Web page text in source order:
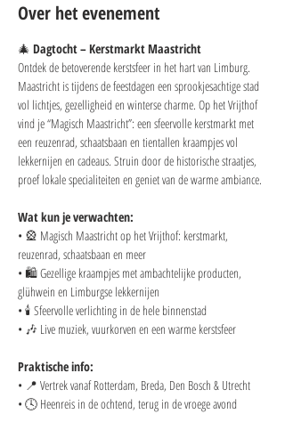
Over het evenement
🎄 Dagtocht – Kerstmarkt Maastricht
Ontdek de betoverende kerstsfeer in het hart van Limburg.
Maastricht is tijdens de feestdagen een sprookjesachtige stad
vol lichtjes, gezelligheid en winterse charme. Op het Vrijthof
vind je “Magisch Maastricht”: een sfeervolle kerstmarkt met
een reuzenrad, schaatsbaan en tientallen kraampjes vol
lekkernijen en cadeaus. Struin door de historische straatjes,
proef lokale specialiteiten en geniet van de warme ambiance.
Wat kun je verwachten:
• 🎡 Magisch Maastricht op het Vrijthof: kerstmarkt,
reuzenrad, schaatsbaan en meer
• 🛍️ Gezellige kraampjes met ambachtelijke producten,
glühwein en Limburgse lekkernijen
• 🕯️ Sfeervolle verlichting in de hele binnenstad
• 🎶 Live muziek, vuurkorven en een warme kerstsfeer
Praktische info:
• 📍 Vertrek vanaf Rotterdam, Breda, Den Bosch & Utrecht
• 🕓 Heenreis in de ochtend, terug in de vroege avond